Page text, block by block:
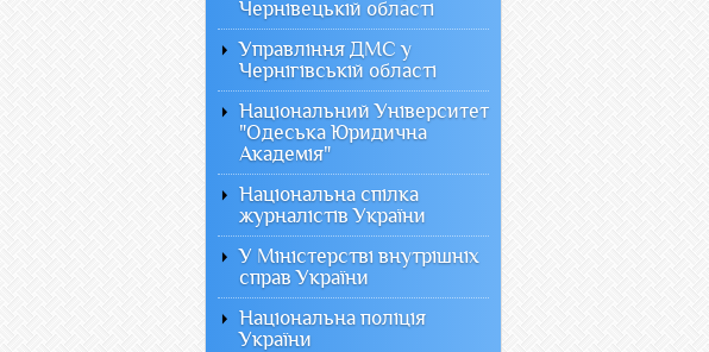
Чернівецькій області
Управління ДМС у
Чернігівській області
Національний Університет
"Одеська Юридична
Академія"
Національна спілка
журналістів України
У Міністерстві внутрішніх
справ України
Національна поліція
України